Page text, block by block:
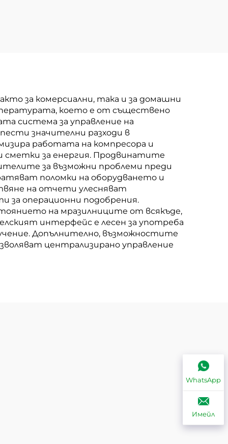
за комерсиални, така и за домашни
което е от съществено
система за управление на
значителни разходи в
работата на компресора и
сметки за енергия. Продвинатите
за възможни проблеми преди
поломки на оборудването и
на отчети улесняват
за операционни подобрения.
на мразилниците от всякъде,
интерфейс е лесен за употреба
Допълнително, възможностите
централизирано управление
WhatsApp
Имейл